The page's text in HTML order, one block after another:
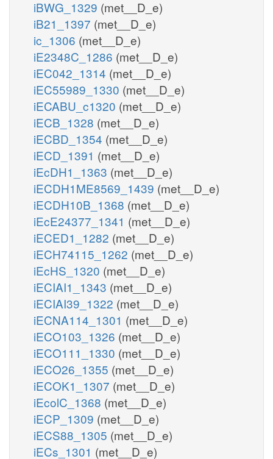
iBWG_1329 (met__D_e)
iB21_1397 (met__D_e)
ic_1306 (met__D_e)
iE2348C_1286 (met__D_e)
iEC042_1314 (met__D_e)
iEC55989_1330 (met__D_e)
iECABU_c1320 (met__D_e)
iECB_1328 (met__D_e)
iECBD_1354 (met__D_e)
iECD_1391 (met__D_e)
iEcDH1_1363 (met__D_e)
iECDH1ME8569_1439 (met__D_e)
iECDH10B_1368 (met__D_e)
iEcE24377_1341 (met__D_e)
iECED1_1282 (met__D_e)
iECH74115_1262 (met__D_e)
iEcHS_1320 (met__D_e)
iECIAI1_1343 (met__D_e)
iECIAI39_1322 (met__D_e)
iECNA114_1301 (met__D_e)
iECO103_1326 (met__D_e)
iECO111_1330 (met__D_e)
iECO26_1355 (met__D_e)
iECOK1_1307 (met__D_e)
iEcolC_1368 (met__D_e)
iECP_1309 (met__D_e)
iECS88_1305 (met__D_e)
iECs_1301 (met__D_e)